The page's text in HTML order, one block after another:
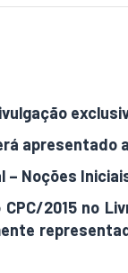
apresentado
– Noções
CPC/2015 no